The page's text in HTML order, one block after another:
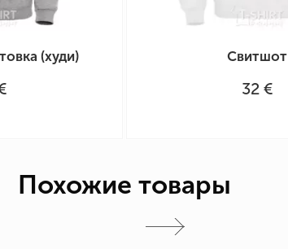
(худи) Свитшот
32 €
Похожие товары